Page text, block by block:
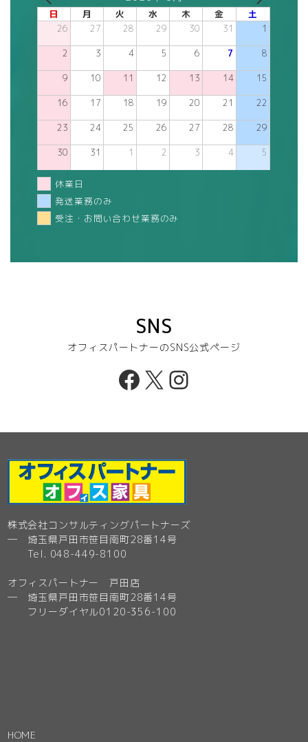
日 月 火 水 木 金 土
26 27 28 29 30 31 1
2 3 4 5 6 7 8
9 10 11 12 13 14 15
16 17 18 19 20 21 22
23 24 25 26 27 28 29
30 31 1 2 3 4 5
休業日
発送業務のみ
受注・お問い合わせ業務のみ
SNS
オフィスパートナーのSNS公式ページ
Facebook
X Instagram
株式会社コンサルティングパートナーズ
─ 埼玉県戸田市笹目南町28番14号
Tel. 048-449-8100
オフィスパートナー 戸田店
─ 埼玉県戸田市笹目南町28番14号
フリーダイヤル0120-356-100
HOME